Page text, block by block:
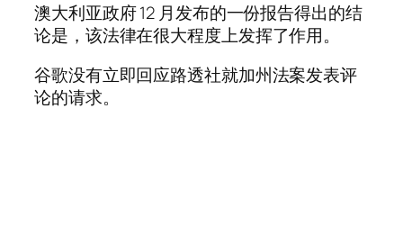
澳大利亚政府 12 月发布的一份报告得出的结
论是，该法律在很大程度上发挥了作用。
谷歌没有立即回应路透社就加州法案发表评
论的请求。